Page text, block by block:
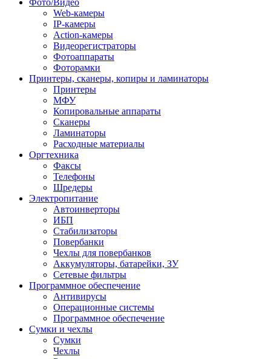
Фото/Видео
Web-камеры
IP-камеры
Action-камеры
Видеорегистраторы
Фотоаппараты
Фоторамки
Принтеры, сканеры, копиры и ламинаторы
Принтеры
МФУ
Копировальные аппараты
Сканеры
Ламинаторы
Расходные материалы
Оргтехника
Факсы
Телефоны
Шредеры
Электропитание
Автоинверторы
ИБП
Стабилизаторы
Повербанки
Чехлы для повербанков
Аккумуляторы, батарейки, ЗУ
Сетевые фильтры
Программное обеспечение
Антивирусы
Операционные системы
Программное обеспечение
Сумки и чехлы
Сумки
Чехлы